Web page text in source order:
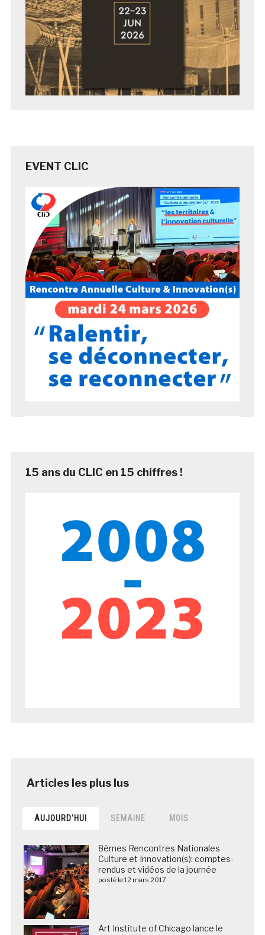
EVENT CLIC
15 ans du CLIC en 15 chiffres !
AUJOURD’HUI SEMAINE MOIS
8èmes Rencontres Nationales
Culture et Innovation(s): comptes-
rendus et vidéos de la journée
posté le 12 mars 2017
Art Institute of Chicago lance le